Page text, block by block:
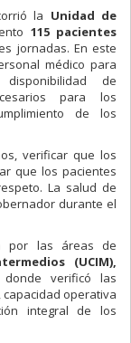
la Unidad de
115 pacientes
jornadas. En este
médico para
de
para los
de los
verificar que los
que los pacientes
La salud de
durante el
por las áreas de
(UCIM),
donde verificó las
operativa
integral de los